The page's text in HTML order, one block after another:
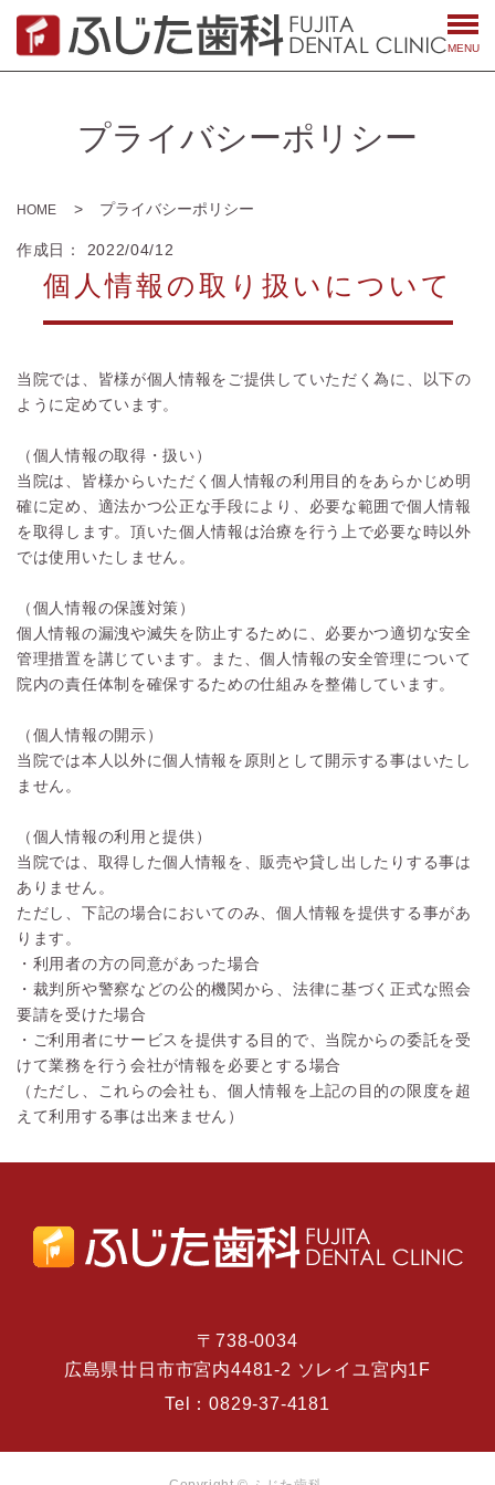
MENU
プライバシーポリシー
HOME プライバシーポリシー
作成日： 2022/04/12
個人情報の取り扱いについて
当院では、皆様が個人情報をご提供していただく為に、以下の
ように定めています。
（個人情報の取得・扱い）
当院は、皆様からいただく個人情報の利用目的をあらかじめ明
確に定め、適法かつ公正な手段により、必要な範囲で個人情報
を取得します。頂いた個人情報は治療を行う上で必要な時以外
では使用いたしません。
（個人情報の保護対策）
個人情報の漏洩や滅失を防止するために、必要かつ適切な安全
管理措置を講じています。また、個人情報の安全管理について
院内の責任体制を確保するための仕組みを整備しています。
（個人情報の開示）
当院では本人以外に個人情報を原則として開示する事はいたし
ません。
（個人情報の利用と提供）
当院では、取得した個人情報を、販売や貸し出したりする事は
ありません。
ただし、下記の場合においてのみ、個人情報を提供する事があ
ります。
・利用者の方の同意があった場合
・裁判所や警察などの公的機関から、法律に基づく正式な照会
要請を受けた場合
・ご利用者にサービスを提供する目的で、当院からの委託を受
けて業務を行う会社が情報を必要とする場合
（ただし、これらの会社も、個人情報を上記の目的の限度を超
えて利用する事は出来ません）
〒738-0034
広島県廿日市市宮内4481-2 ソレイユ宮内1F
Tel：0829-37-4181